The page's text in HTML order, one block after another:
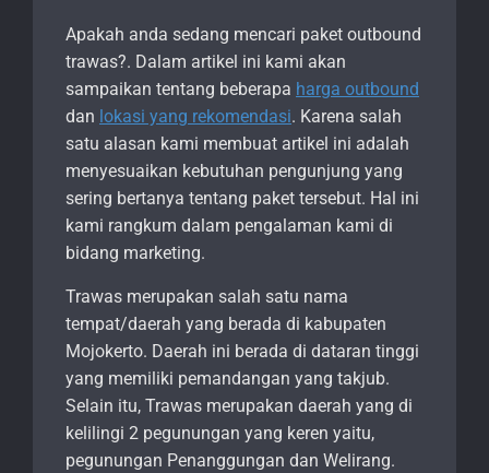
Apakah anda sedang mencari paket outbound
trawas?. Dalam artikel ini kami akan
sampaikan tentang beberapa harga outbound
dan lokasi yang rekomendasi. Karena salah
satu alasan kami membuat artikel ini adalah
menyesuaikan kebutuhan pengunjung yang
sering bertanya tentang paket tersebut. Hal ini
kami rangkum dalam pengalaman kami di
bidang marketing.
Trawas merupakan salah satu nama
tempat/daerah yang berada di kabupaten
Mojokerto. Daerah ini berada di dataran tinggi
yang memiliki pemandangan yang takjub.
Selain itu, Trawas merupakan daerah yang di
kelilingi 2 pegunungan yang keren yaitu,
pegunungan Penanggungan dan Welirang.